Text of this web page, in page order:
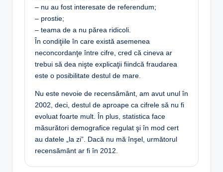
– nu au fost interesate de referendum;
– prostie;
– teama de a nu părea ridicoli.
În condiţiile în care există asemenea
neconcordanţe între cifre, cred că cineva ar
trebui să dea nişte explicaţii fiindcă fraudarea
este o posibilitate destul de mare.
Nu este nevoie de recensământ, am avut unul în
2002, deci, destul de aproape ca cifrele să nu fi
evoluat foarte mult. În plus, statistica face
măsurători demografice regulat şi în mod cert
au datele „la zi”. Dacă nu mă înşel, următorul
recensământ ar fi în 2012.